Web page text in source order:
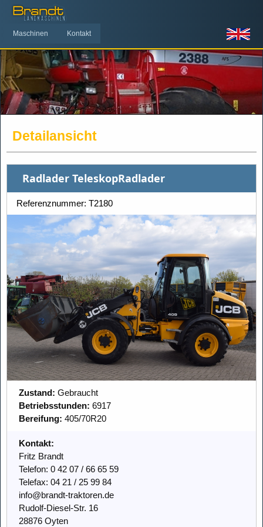
Maschinen Kontakt
Detailansicht
Radlader TeleskopRadlader
Referenznummer: T2180
Zustand: Gebraucht
Betriebsstunden: 6917
Bereifung: 405/70R20
Kontakt:
Fritz Brandt
Telefon: 0 42 07 / 66 65 59
Telefax: 04 21 / 25 99 84
info@brandt-traktoren.de
Rudolf-Diesel-Str. 16
28876 Oyten